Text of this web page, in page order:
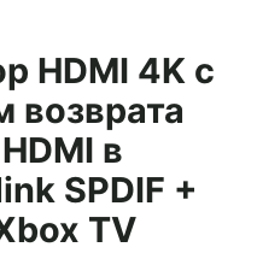
HDMI 4K с
возврата
в
SPDIF +
TV